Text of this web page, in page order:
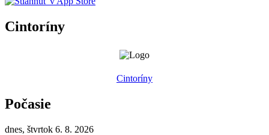
Cintoríny
Cintoríny
Počasie
dnes, štvrtok 6. 8. 2026